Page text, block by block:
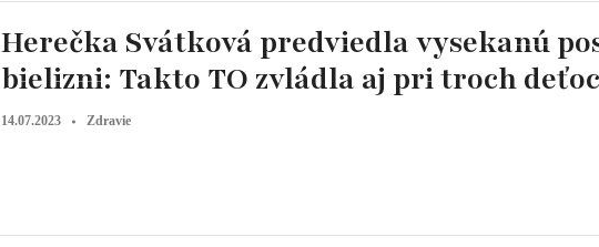
Herečka Svátková predviedla vysekanú
bielizni: Takto TO zvládla aj pri troch
14.07.2023 Zdravie